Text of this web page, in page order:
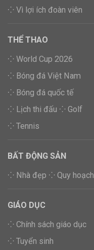
⁘ Vì lợi ích đoàn viên
THỂ THAO
⁘ World Cup 2026
⁘ Bóng đá Việt Nam
⁘ Bóng đá quốc tế
⁘ Lịch thi đấu ⁘ Golf
⁘ Tennis
BẤT ĐỘNG SẢN
⁘ Nhà đẹp ⁘ Quy hoạch
GIÁO DỤC
⁘ Chính sách giáo dục
⁘ Tuyển sinh